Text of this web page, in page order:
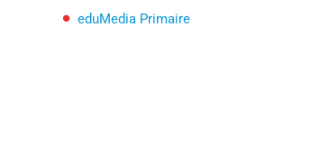
eduMedia Primaire